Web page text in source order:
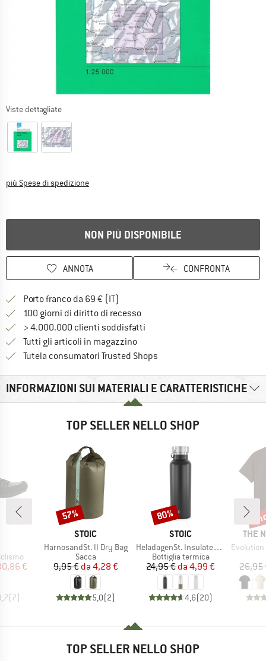
Viste dettagliate
più Spese di spedizioneInformazioni sui costi di spedizione. Si apre in
NON PIÙ DISPONIBILE
ANNOTA CONFRONTA
Porto franco da 69 € (IT)
100 giorni di diritto di recessoVai alla politica di recesso qui
> 4.000.000 clienti soddisfatti
Tutti gli articoli in magazzino
Tutela consumatori Trusted Shops
INFORMAZIONI SUI MATERIALI E CARATTERISTICHE
TOP SELLER NELLO SHOP
ridotto
€
(7)
MARCHIO
STOIC
Articolo
HarnosandSt. II Dry Bag
Gruppo di prodotti
Sacca
Prezzo
9,95 € Prezzo ridotto
da 4,28 €
5,0(2)
Sconto
57%
MARCHIO
STOIC
Articolo
HeladagenSt. Insulated Stainless Steel Bottle 500
Gruppo di prodotti
Bottiglia termica
Prezzo
24,95 € Prezzo ridotto
da 4,99 €
4,6(20)
Sconto
80%
THE
Articolo
Evolution
26,95
TOP SELLER NELLO SHOP